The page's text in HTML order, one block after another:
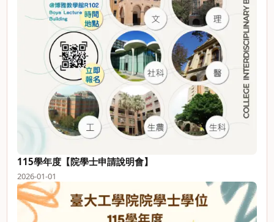
115學年度【院學士申請說明會】
2026-01-01